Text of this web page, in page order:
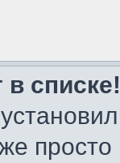
в списке!